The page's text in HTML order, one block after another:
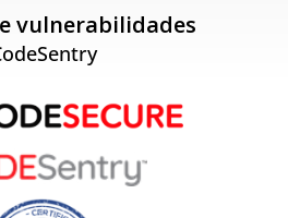
vulnerabilidades